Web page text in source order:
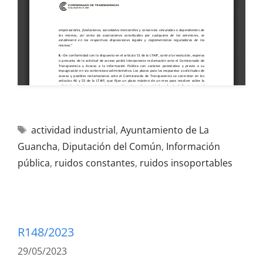
actividad industrial, Ayuntamiento de La
Guancha, Diputación del Común, Información
pública, ruidos constantes, ruidos insoportables
R148/2023
29/05/2023